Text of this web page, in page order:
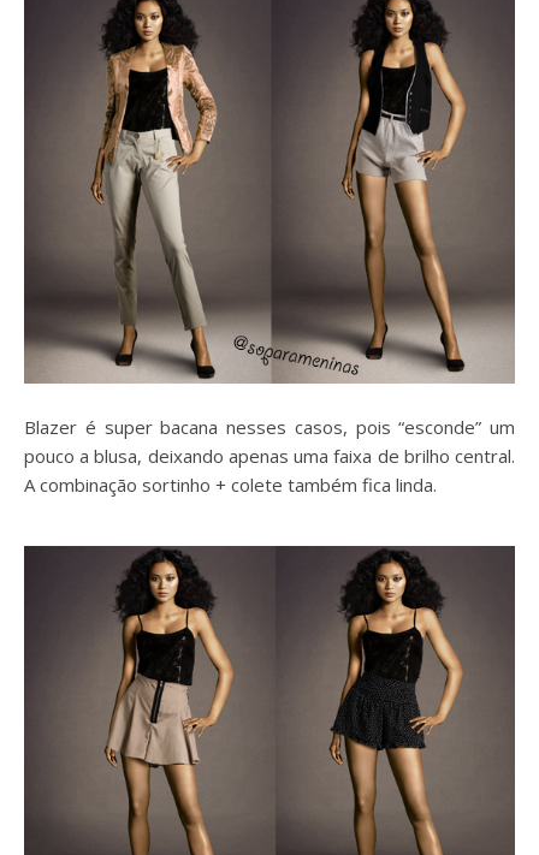
Blazer é super bacana nesses casos, pois “esconde” um
pouco a blusa, deixando apenas uma faixa de brilho central.
A combinação sortinho + colete também fica linda.